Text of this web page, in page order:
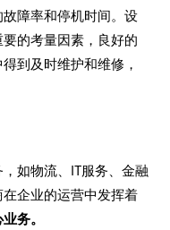
障率和停机时间。设
的考量因素，良好的
到及时维护和维修，
如物流、IT服务、金融
企业的运营中发挥着
务。